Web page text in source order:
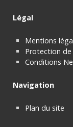
Légal
Mentions
Protection de
Conditions
Navigation
Plan du site